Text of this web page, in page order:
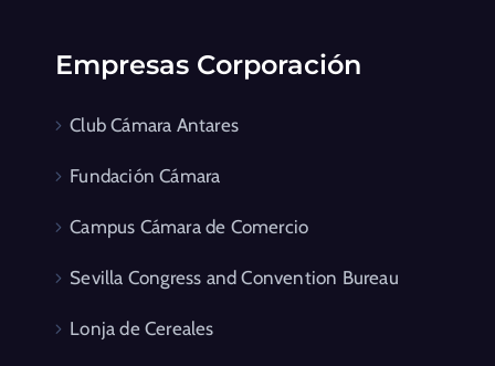
Empresas Corporación
Club Cámara Antares
Fundación Cámara
Campus Cámara de Comercio
Sevilla Congress and Convention Bureau
Lonja de Cereales